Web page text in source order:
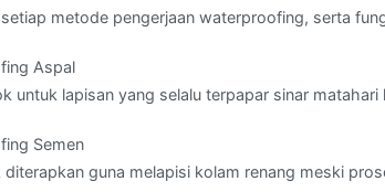
metode pengerjaan waterproofing, serta
Aspal
untuk lapisan yang selalu terpapar sinar matahari
Semen
guna melapisi kolam renang meski